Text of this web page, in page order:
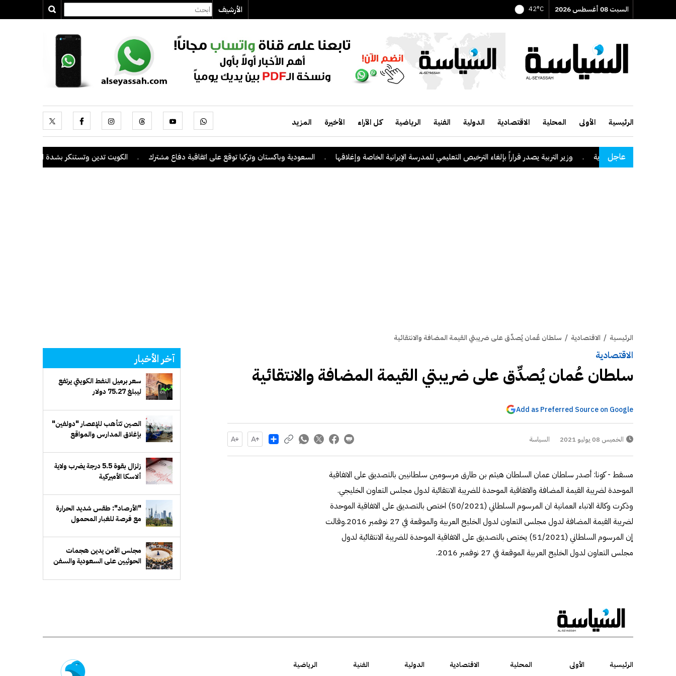
السبت 08 أغسطس 2026 42°C الأرشيف
الرئيسية الأولى المحلية الاقتصادية الدولية الفنية الرياضية كل الآراء الأخيرة المزيد
عاجل
نجران السعودية . وزير التربية يصدر قراراً بإلغاء الترخيص التعليمي للمدرسة الإيرانية الخاصة وإغلاقها . السعودية وباكستان وتركيا توقع على اتفاقية دفاع مشترك . الكويت تدين وتستنكر بشدة اعتداءات
الرئيسية / الاقتصادية / سلطان عُمان يُصدِّق على ضريبتي القيمة المضافة والانتقائية
الاقتصادية
سلطان عُمان يُصدِّق على ضريبتي القيمة المضافة والانتقائية
Add as Preferred Source on Google
الخميس 08 يوليو 2021 السياسة Share
مسقط - كونا: أصدر سلطان عمان السلطان هيثم بن طارق مرسومين سلطانيين بالتصديق على الاتفاقية
الموحدة لضريبة القيمة المضافة والاتفاقية الموحدة للضريبة الانتقائية لدول مجلس التعاون الخليجي.
وذكرت وكالة الانباء العمانية ان المرسوم السلطاني (50/2021) اختص بالتصديق على الاتفاقية الموحدة
لضريبة القيمة المضافة لدول مجلس التعاون لدول الخليج العربية والموقعة في 27 نوفمبر 2016.وقالت
إن المرسوم السلطاني (51/2021) يختص بالتصديق على الاتفاقية الموحدة للضريبة الانتقائية لدول
مجلس التعاون لدول الخليج العربية الموقعة في 27 نوفمبر 2016.
آخر الأخبار
سعر برميل النفط الكويتي يرتفع
ليبلغ 75.27 دولار
الصين تتأهب للإعصار "دولفين"
بإغلاق المدارس والمواقع
زلزال بقوة 5.5 درجة يضرب ولاية
ألاسكا الأميركية
"الأرصاد": طقس شديد الحرارة
مع فرصة للغبار المحمول
مجلس الأمن يدين هجمات
الحوثيين على السعودية والسفن
الرئيسية الأولى المحلية الاقتصادية الدولية الفنية
الرياضية